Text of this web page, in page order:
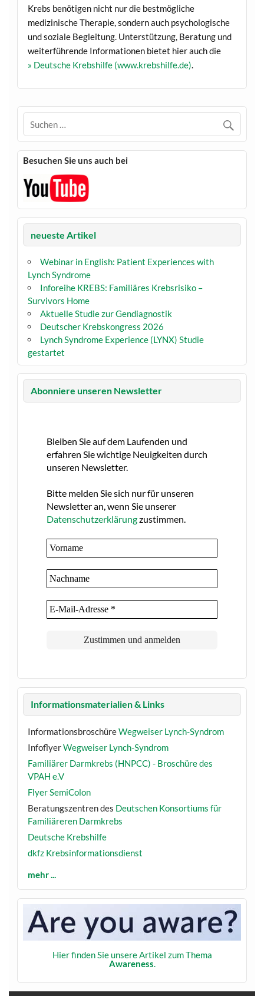
Krebs benötigen nicht nur die bestmögliche
medizinische Therapie, sondern auch psychologische
und soziale Begleitung. Unterstützung, Beratung und
weiterführende Informationen bietet hier auch die
» Deutsche Krebshilfe (www.krebshilfe.de).
Besuchen Sie uns auch bei
neueste Artikel
Webinar in English: Patient Experiences with
Lynch Syndrome
Inforeihe KREBS: Familiäres Krebsrisiko –
Survivors Home
Aktuelle Studie zur Gendiagnostik
Deutscher Krebskongress 2026
Lynch Syndrome Experience (LYNX) Studie
gestartet
Abonniere unseren Newsletter
Bleiben Sie auf dem Laufenden und
erfahren Sie wichtige Neuigkeiten durch
unseren Newsletter.
Bitte melden Sie sich nur für unseren
Newsletter an, wenn Sie unserer
Datenschutzerklärungzustimmen.
Informationsmaterialien & Links
InformationsbroschüreWegweiser Lynch-Syndrom
InfoflyerWegweiser Lynch-Syndrom
Familiärer Darmkrebs (HNPCC) - Broschüre des
VPAH e.V
Flyer SemiColon
Beratungszentren des Deutschen Konsortiums für
Familiäreren Darmkrebs
Deutsche Krebshilfe
dkfz Krebsinformationsdienst
mehr ...
Hier finden Sie unsere Artikel zum Thema
Awareness.